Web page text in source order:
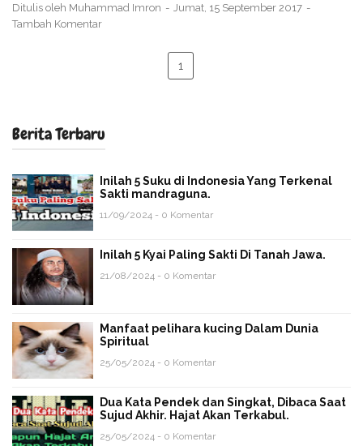
Ditulis oleh Muhammad Imron
Jumat, 15 September 2017
Tambah Komentar
1
Berita Terbaru
Inilah 5 Suku di Indonesia Yang Terkenal
Sakti mandraguna.
11/09/2024 - 0 Komentar
Inilah 5 Kyai Paling Sakti Di Tanah Jawa.
21/08/2024 - 0 Komentar
Manfaat pelihara kucing Dalam Dunia
Spiritual
25/05/2024 - 0 Komentar
Dua Kata Pendek dan Singkat, Dibaca Saat
Sujud Akhir. Hajat Akan Terkabul.
25/05/2024 - 0 Komentar